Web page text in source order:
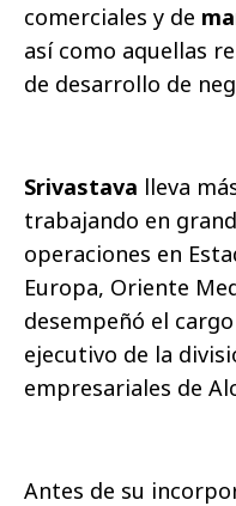
comerciales y de
así­ como aquellas
de desarrollo de
Srivastava lleva
trabajando en
operaciones en
Europa, Oriente
desempeñó el
ejecutivo de la
empresariales de
Antes de su